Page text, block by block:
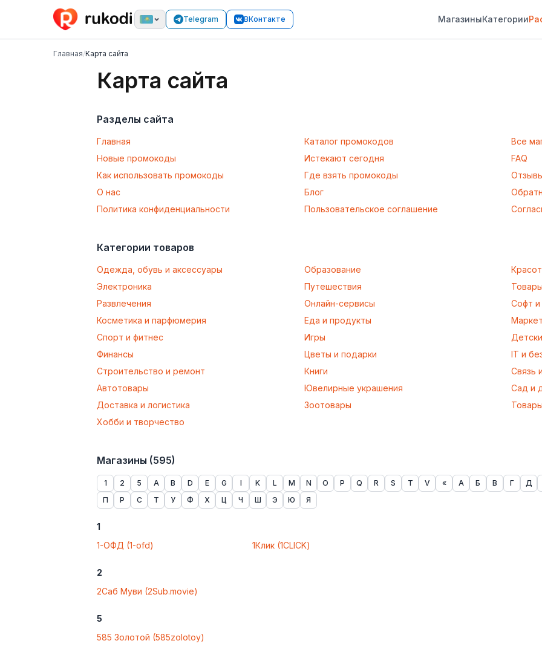
Telegram ВКонтакте МагазиныКатегории
Главная/Карта сайта
Карта сайта
Разделы сайта
Главная Каталог промокодов
Все
Новые промокоды
Истекают сегодня
FAQ
Как использовать промокоды
Где взять промокоды
О нас
Блог
Политика конфиденциальности
Пользовательское соглашение
Категории товаров
Одежда, обувь и аксессуары Образование
Электроника
Путешествия
Развлечения
Онлайн-сервисы
Софт
Косметика и парфюмерия
Еда и продукты
Спорт и фитнес
Игры
Финансы
Цветы и подарки
IT и
Строительство и ремонт
Книги
Связь
Автотовары
Ювелирные украшения
Сад и
Доставка и логистика
Зоотовары
Хобби и творчество
Магазины (595)
1 2 5 A B D E G I K L M N O P Q R S T V « А Б В Г
Д
П
Р С Т У Ф Х Ц Ч Ш Э Ю Я
1
1-ОФД (1-ofd)
1Клик (1CLICK)
2
2Саб Муви (2Sub.movie)
5
585 Золотой (585zolotoy)